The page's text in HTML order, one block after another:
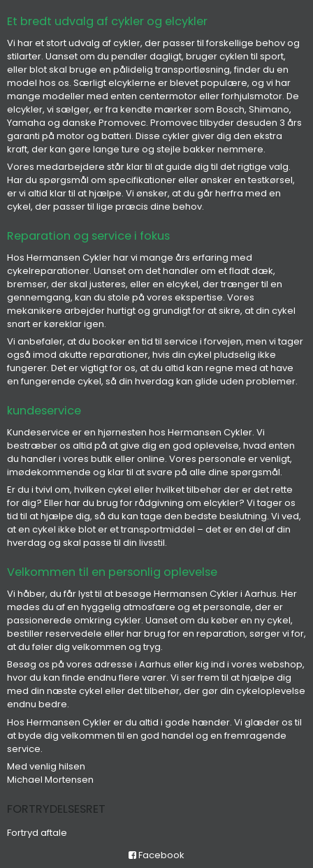
Et bredt udvalg af cykler og elcykler
Vi har et stort udvalg af cykler, der passer til forskellige behov og
stilarter. Uanset om du pendler dagligt, bruger cyklen til sport,
eller blot skal bruge en pålidelig transportløsning, finder du en
model hos os. Særligt elcyklerne er blevet populære, og vi har
mange modeller med enten centermotor eller forhjulsmotor. De
elcykler, vi sælger, er fra kendte mærker som Bosch, Shimano,
Yamaha og danske Promovec. Promovec tilbyder desuden 3 års
garanti på motor og batteri. Disse cykler giver dig den ekstra
kraft, der kan gøre lange ture og stejle bakker nemmere.
Vores medarbejdere står klar til at guide dig til det rigtige valg.
Har du spørgsmål om specifikationer eller ønsker en testkørsel,
er vi altid klar til at hjælpe. Vi ønsker, at du går herfra med en
cykel, der passer til lige præcis dine behov.
Reparation og service i fokus
Hos Hermansen Cykler har vi mange års erfaring med
cykelreparationer. Uanset om det handler om et fladt dæk,
bremser, der skal justeres, eller en elcykel, der trænger til en
gennemgang, kan du stole på vores ekspertise. Vores
mekanikere arbejder hurtigt og grundigt for at sikre, at din cykel
snart er køreklar igen.
Vi anbefaler, at du booker en tid til service i forvejen, men vi tager
også imod akutte reparationer, hvis din cykel pludselig ikke
fungerer. Det er vigtigt for os, at du altid kan regne med at have
en fungerende cykel, så din hverdag kan glide uden problemer.
kundeservice
Kundeservice er en hjørnesten hos Hermansen Cykler. Vi
bestræber os altid på at give dig en god oplevelse, hvad enten
du handler i vores butik eller online. Vores personale er venligt,
imødekommende og klar til at svare på alle dine spørgsmål.
Er du i tvivl om, hvilken cykel eller hvilket tilbehør der er det rette
for dig? Eller har du brug for rådgivning om elcykler? Vi tager os
tid til at hjælpe dig, så du kan tage den bedste beslutning. Vi ved,
at en cykel ikke blot er et transportmiddel – det er en del af din
hverdag og skal passe til din livsstil.
Velkommen til en personlig oplevelse
Vi håber, du får lyst til at besøge Hermansen Cykler i Aarhus. Her
mødes du af en hyggelig atmosfære og et personale, der er
passionerede omkring cykler. Uanset om du køber en ny cykel,
bestiller reservedele eller har brug for en reparation, sørger vi for,
at du føler dig velkommen og tryg.
Besøg os på vores adresse i Aarhus eller kig ind i vores webshop,
hvor du kan finde endnu flere varer. Vi ser frem til at hjælpe dig
med din næste cykel eller det tilbehør, der gør din cykeloplevelse
endnu bedre.
Hos Hermansen Cykler er du altid i gode hænder. Vi glæder os til
at byde dig velkommen til en god handel og en fremragende
service.
Med venlig hilsen
Michael Mortensen
FORTRYDELSESRET
Fortryd aftale
Facebook